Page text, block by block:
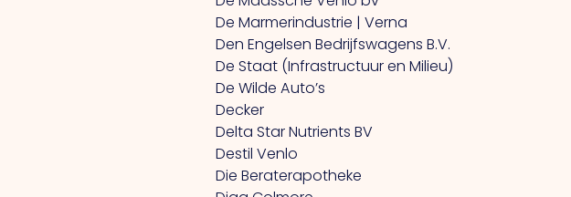
De Marmerindustrie | Verna
Den Engelsen Bedrijfswagens B.V.
De Staat (Infrastructuur en Milieu)
De Wilde Auto’s
Decker
Delta Star Nutrients BV
Destil Venlo
Die Beraterapotheke